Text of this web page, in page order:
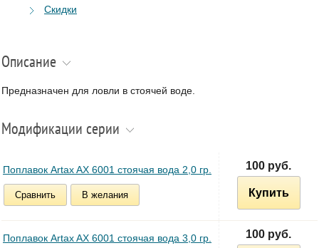
Скидки
Описание
Предназначен для ловли в стоячей воде.
Модификации серии
Поплавок Artax AX 6001 стоячая вода 2,0 гр.
Сравнить В желания
100 руб.
Купить
Поплавок Artax AX 6001 стоячая вода 3,0 гр. 100 руб.